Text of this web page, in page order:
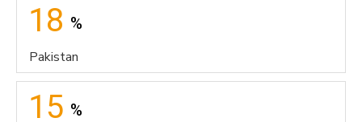
18 %
Pakistan
15 %